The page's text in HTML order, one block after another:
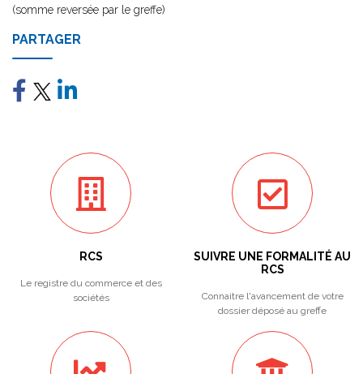
(somme reversée par le greffe)
PARTAGER
RCS
Le registre du commerce et des
sociétés
SUIVRE UNE FORMALITÉ AU
RCS
Connaitre l'avancement de votre
dossier déposé au greffe